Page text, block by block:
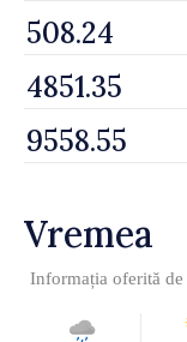
Vremea
Informația oferită de